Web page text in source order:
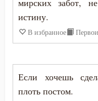
Елеосвящение
Ересь
Жизнь
Иустин (Попович)
Иустин Философ
Каллист Ангеликуд
Киприан
мирских забот,
истину.
В избранное
Если хочешь
плоть постом.